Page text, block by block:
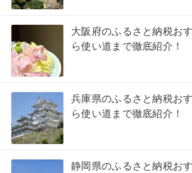
大阪府のふるさと納税お
ら使い道まで徹底紹介！
兵庫県のふるさと納税お
ら使い道まで徹底紹介！
静岡県のふるさと納税お